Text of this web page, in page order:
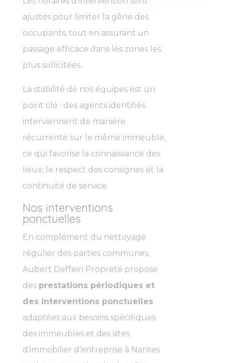
ajustés pour limiter la gêne des
occupants, tout en assurant un
passage efficace dans les zones les
plus sollicitées.
La stabilité de nos équipes est un
point clé : des agents identifiés
interviennent de manière
récurrente sur le même immeuble,
ce qui favorise la connaissance des
lieux, le respect des consignes et la
continuité de service.
Nos interventions
ponctuelles
En complément du nettoyage
régulier des parties communes,
Aubert Deffein Propreté propose
des prestations périodiques et
des interventions ponctuelles
adaptées aux besoins spécifiques
des immeubles et des sites
d’immobilier d’entreprise à Nantes